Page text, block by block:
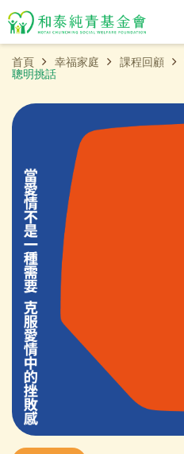
首頁 幸福家庭 課程回顧
聰明挑話